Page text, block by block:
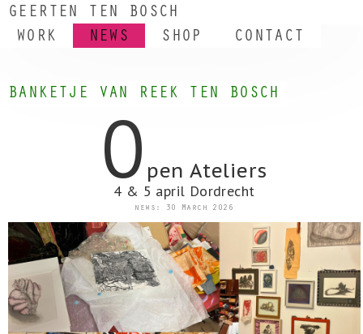
BANKETJE VAN REEK TEN BOSCH
GEERTEN TEN BOSCH
WORK NEWS SHOP CONTACT
Open Ateliers
4 & 5 april Dordrecht
news: 30 March 2026